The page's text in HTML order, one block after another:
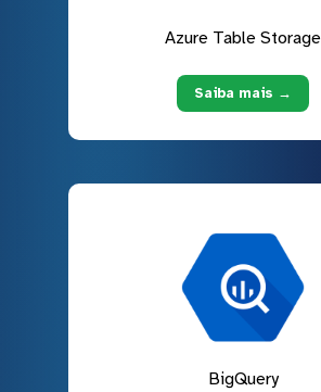
Azure Table Storage
Saiba mais →
BigQuery